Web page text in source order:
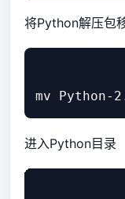
将Python解压包
进入Python目录